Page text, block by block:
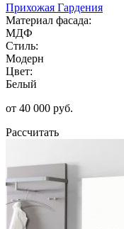
Прихожая Гардения
Материал фасада:
МДФ
Стиль:
Модерн
Цвет:
Белый
от 40 000 руб.
Рассчитать